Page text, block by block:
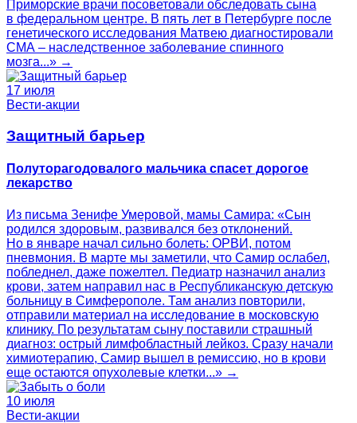
Приморские врачи посоветовали обследовать сына
в федеральном центре. В пять лет в Петербурге после
генетического исследования Матвею диагностировали
СМА – наследственное заболевание спинного
мозга...» →
17 июля
Вести-акции
Защитный барьер
Полуторагодовалого мальчика спасет дорогое
лекарство
Из письма Зенифе Умеровой, мамы Самира: «Сын
родился здоровым, развивался без отклонений.
Но в январе начал сильно болеть: ОРВИ, потом
пневмония. В марте мы заметили, что Самир ослабел,
побледнел, даже пожелтел. Педиатр назначил анализ
крови, затем направил нас в Республиканскую детскую
больницу в Симферополе. Там анализ повторили,
отправили материал на исследование в московскую
клинику. По результатам сыну поставили страшный
диагноз: острый лимфобластный лейкоз. Сразу начали
химиотерапию, Самир вышел в ремиссию, но в крови
еще остаются опухолевые клетки...» →
10 июля
Вести-акции